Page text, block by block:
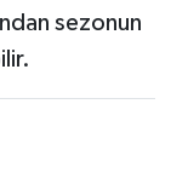
sezonun